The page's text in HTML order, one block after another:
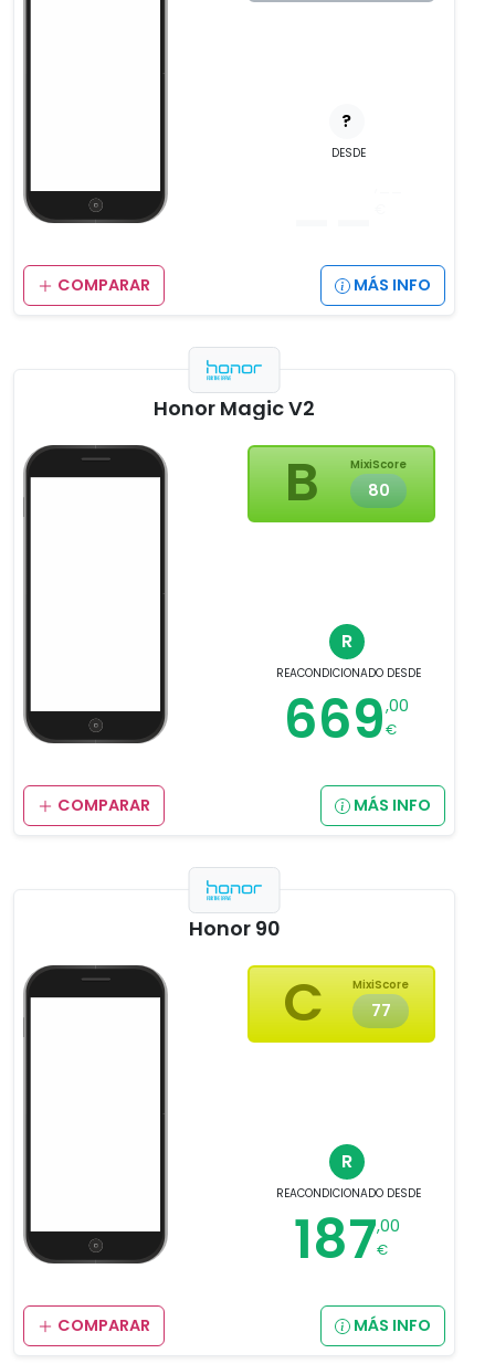
?
DESDE
COMPARAR MÁS INFO
Honor Magic V2
B MixiScore
80
R
REACONDICIONADO DESDE
669,00
€
COMPARAR MÁS INFO
Honor 90
C MixiScore
77
R
REACONDICIONADO DESDE
187,00
€
COMPARAR MÁS INFO